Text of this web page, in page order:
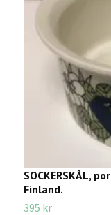
SOCKERSKÅL,
Finland.
395 kr